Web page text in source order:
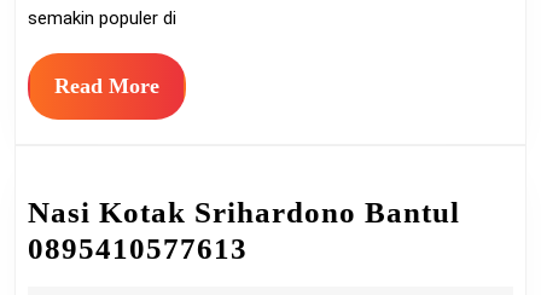
semakin populer di
Read MoreRead
More
Nasi Kotak Srihardono Bantul
0895410577613